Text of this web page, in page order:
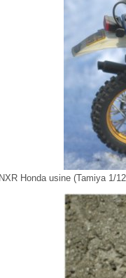
NXR Honda usine (Tamiya 1/